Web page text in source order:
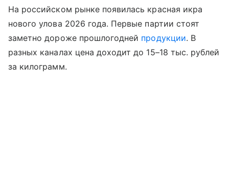
На российском рынке появилась красная икра
нового улова 2026 года. Первые партии стоят
заметно дороже прошлогодней продукции. В
разных каналах цена доходит до 15–18 тыс. рублей
за килограмм.